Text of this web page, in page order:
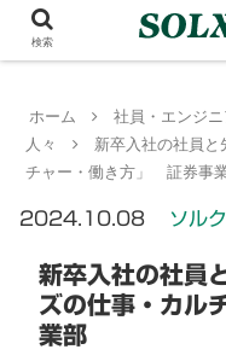
ホーム 社員・エンジ
人々
新卒入社の社員
チャー・働き方」 証券事
2024.10.08 ソル
新卒入社の社員
ズの仕事・カル
業部
検索